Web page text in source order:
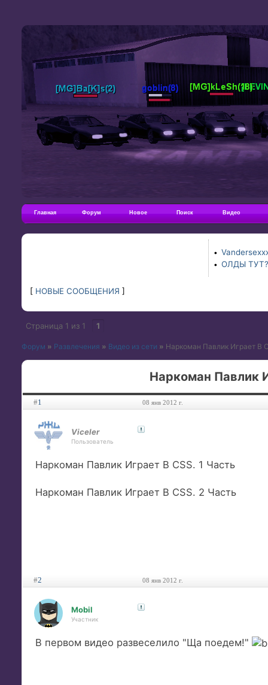
Главная Форум Новое Поиск Видео
•
• ОЛДЫ
[ НОВЫЕ СООБЩЕНИЯ ]
Страница 1 из 1 1
Форум » Развлечения » Видео из сети » Наркоман Павлик Играет В
Наркоман Павлик
#1 08 янв 2012 г.
Viceler
Пользователь
Наркоман Павлик Играет В CSS. 1 Часть
Наркоман Павлик Играет В CSS. 2 Часть
#2 08 янв 2012 г.
Mobil
Участник
В первом видео развеселило "Ща поедем!"